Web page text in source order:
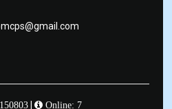
| Online: 7